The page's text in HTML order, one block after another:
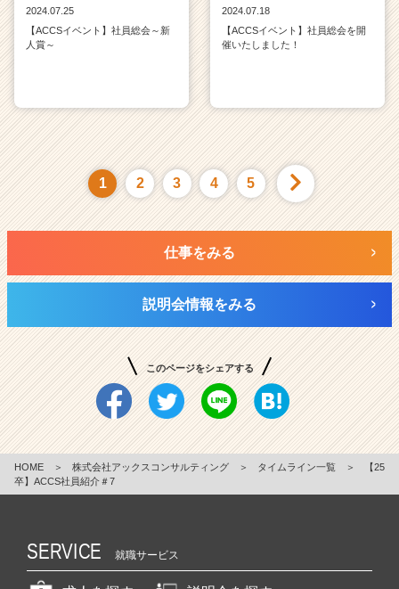
2024.07.25
【ACCSイベント】社員総会～新
人賞～
2024.07.18
【ACCSイベント】社員総会を開
催いたしました！
1 2 3 4 5
仕事をみる
説明会情報をみる
このページをシェアする
HOME ＞ 株式会社アックスコンサルティング ＞ タイムライン一覧 ＞
【25
卒】ACCS社員紹介＃7
SERVICE 就職サービス